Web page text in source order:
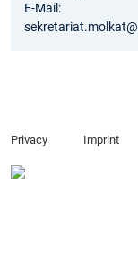
E-Mail:
Privacy Imprint